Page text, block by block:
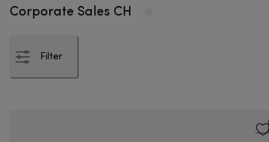
Corporate Sales CH
Filter